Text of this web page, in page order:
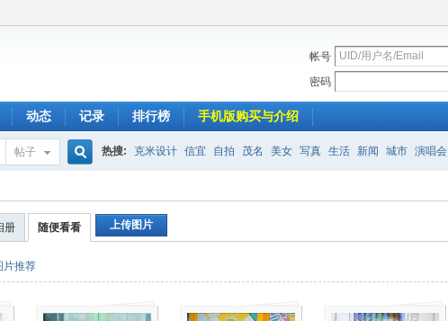
帐号
密码
动态 记录 排行榜 手机版购买与介绍
帖子 热搜: 克米设计 信宜 自拍 茂名 美女 写真 生活 新闻 城市 演唱会
册 随便看看 上传图片
片推荐